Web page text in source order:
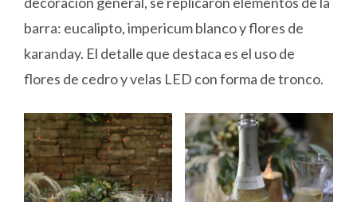
barra: eucalipto, impericum blanco y flores de
karanday. El detalle que destaca es el uso de
flores de cedro y velas LED con forma de tronco.